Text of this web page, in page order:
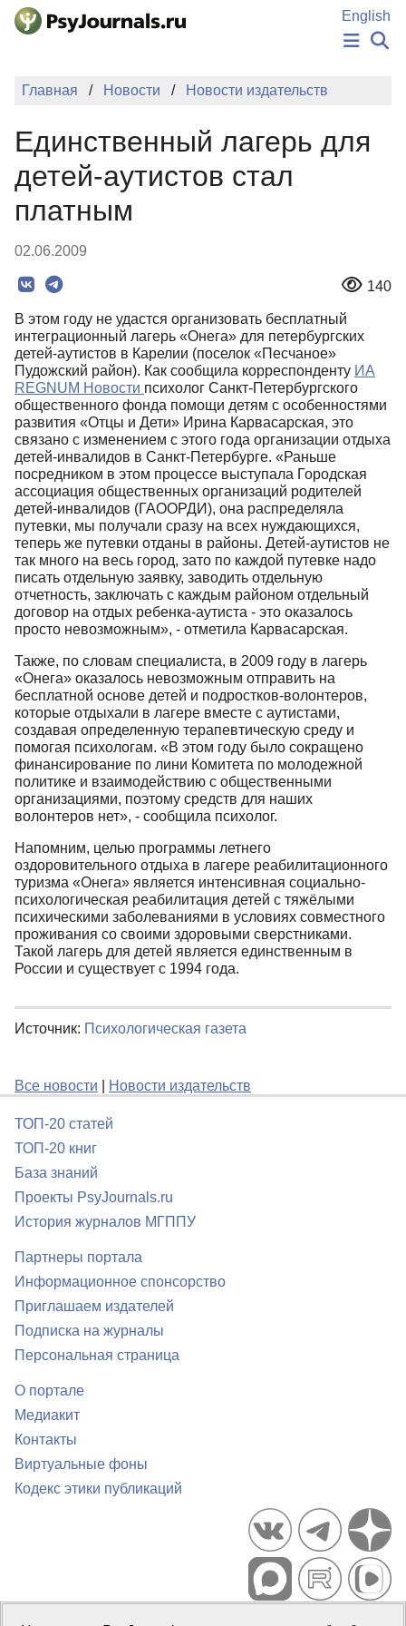
Перейти к основному содержанию
English
НОВОСТИ
ПОДАТЬ РУКОПИСЬ
КЛЮЧЕВЫЕ СЛОВА
Регистрация
Главная Новости Новости издательств
Единственный лагерь для
детей-аутистов стал
платным
02.06.2009
140
В этом году не удастся организовать бесплатный
интеграционный лагерь «Онега» для петербургских
детей-аутистов в Карелии (поселок «Песчаное»
Пудожский район). Как сообщила корреспонденту ИА
REGNUM Новости психолог Санкт-Петербургского
общественного фонда помощи детям с особенностями
развития «Отцы и Дети» Ирина Карвасарская, это
связано с изменением с этого года организации отдыха
детей-инвалидов в Санкт-Петербурге. «Раньше
посредником в этом процессе выступала Городская
ассоциация общественных организаций родителей
детей-инвалидов (ГАООРДИ), она распределяла
путевки, мы получали сразу на всех нуждающихся,
теперь же путевки отданы в районы. Детей-аутистов не
так много на весь город, зато по каждой путевке надо
писать отдельную заявку, заводить отдельную
отчетность, заключать с каждым районом отдельный
договор на отдых ребенка-аутиста - это оказалось
просто невозможным», - отметила Карвасарская.
Также, по словам специалиста, в 2009 году в лагерь
«Онега» оказалось невозможным отправить на
бесплатной основе детей и подростков-волонтеров,
которые отдыхали в лагере вместе с аутистами,
создавая определенную терапевтическую среду и
помогая психологам. «В этом году было сокращено
финансирование по лини Комитета по молодежной
политике и взаимодействию с общественными
организациями, поэтому средств для наших
волонтеров нет», - сообщила психолог.
Напомним, целью программы летнего
оздоровительного отдыха в лагере реабилитационного
туризма «Онега» является интенсивная социально-
психологическая реабилитация детей с тяжёлыми
психическими заболеваниями в условиях совместного
проживания со своими здоровыми сверстниками.
Такой лагерь для детей является единственным в
России и существует с 1994 года.
Источник: Психологическая газета
Все новости Новости издательств
ТОП-20 статей
ТОП-20 книг
База знаний
Проекты PsyJournals.ru
История журналов МГППУ
Партнеры портала
Информационное спонсорство
Приглашаем издателей
Подписка на журналы
Персональная страница
О портале
Медиакит
Контакты
Виртуальные фоны
Кодекс этики публикаций